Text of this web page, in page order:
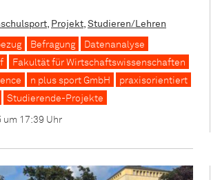
, Projekt, Studieren/Lehren
Befragung
Datenanalyse
Fakultät für Wirtschaftswissenschaften
n plus sport GmbH
praxisorientiert
Studierende-Projekte
um 17:39 Uhr